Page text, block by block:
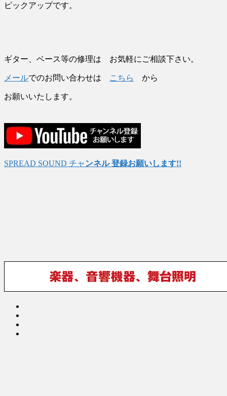
ピックアップです。
ギター、ベース等の修理は お気軽にご相談下さい。
メールでのお問い合わせは こちら から
お願いいたします。
SPREAD SOUND チャ ンネル 登録お願いします!!